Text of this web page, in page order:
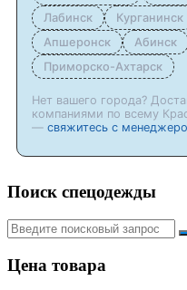
Лабинск Курганинск
Апшеронск
Абинск
Приморско-Ахтарск
Нет вашего города?
компаниями по всему
— свяжитесь с
Поиск спецодежды
Искать:
Цена товара